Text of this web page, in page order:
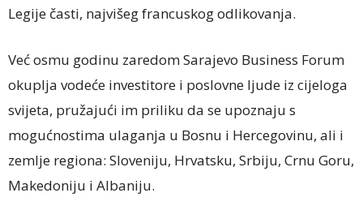
Legije časti, najvišeg francuskog odlikovanja.
Već osmu godinu zaredom Sarajevo Business Forum
okuplja vodeće investitore i poslovne ljude iz cijeloga
svijeta, pružajući im priliku da se upoznaju s
mogućnostima ulaganja u Bosnu i Hercegovinu, ali i
zemlje regiona: Sloveniju, Hrvatsku, Srbiju, Crnu Goru,
Makedoniju i Albaniju.